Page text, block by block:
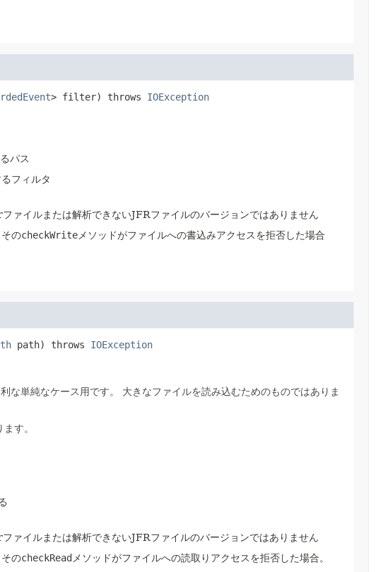
> filter) throws IOException
パス
フィルタ
イルまたは解析できないJFRファイルのバージョンではありません
のcheckWriteメソッドがファイルへの書込みアクセスを拒否した場合
path) throws IOException
な単純なケース用です。
大きなファイルを読み込むためのものではありま
す。
イルまたは解析できないJFRファイルのバージョンではありません
のcheckRead メソッドがファイルへの読取りアクセスを拒否した場合。